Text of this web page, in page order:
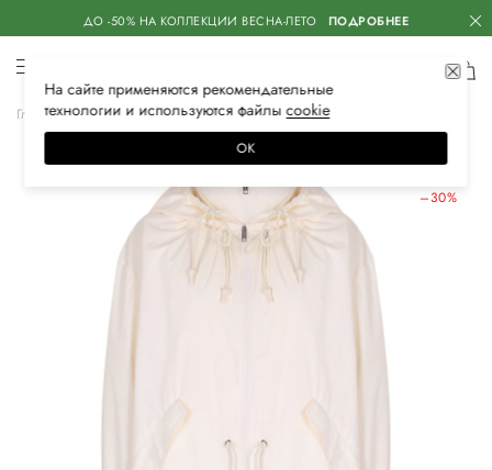
ДО -50% НА КОЛЛЕКЦИИ ВЕСНА-ЛЕТО ПОДРОБНЕЕ
Главная Женская Одежда Верхняя одежда Тренчи и плащи
–30%
На сайте применяются рекомендательные
технологии и используются файлысооkiе
ОК